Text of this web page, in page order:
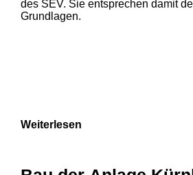
des SEV. Sie entsprechen damit
Grundlagen.
Weiterlesen